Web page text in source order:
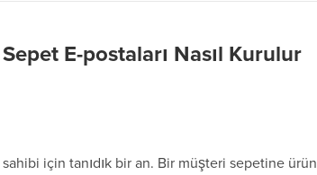
E-postaları Nasıl Kurulur
için tanıdık bir an. Bir müşteri sepetine ürün